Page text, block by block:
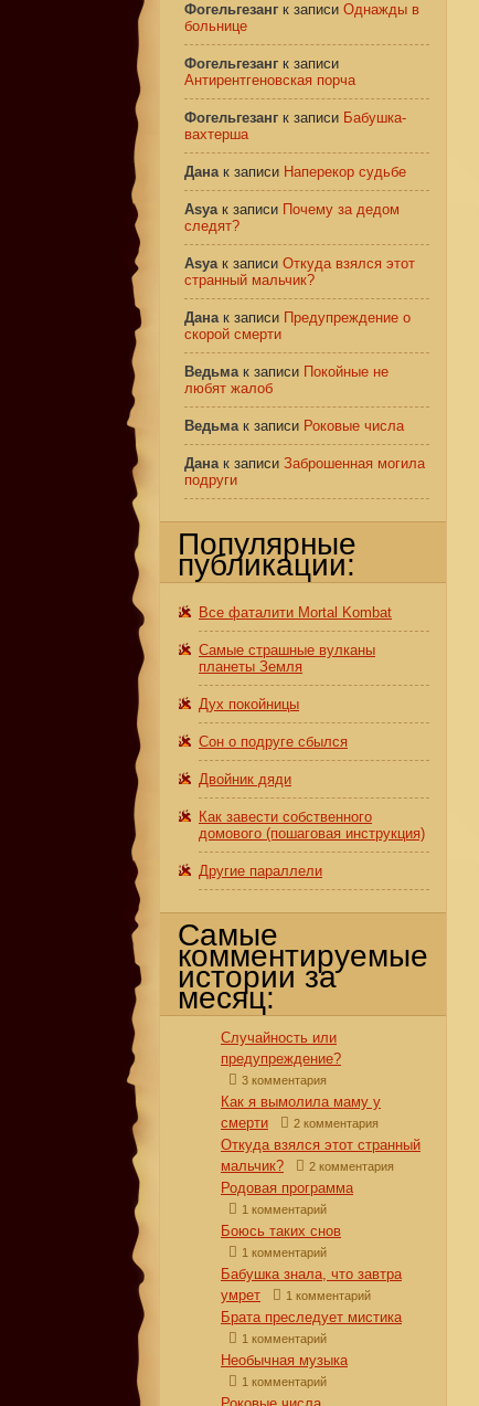
Фогельгезанг к записи Однажды в
больнице
Фогельгезанг к записи
Антирентгеновская порча
Фогельгезанг к записи Бабушка-
вахтерша
Данак записи Наперекор судьбе
Asyaк записи Почему за дедом
следят?
Asyaк записи Откуда взялся этот
странный мальчик?
Данак записи Предупреждение о
скорой смерти
Ведьмак записи Покойные не
любят жалоб
Ведьмак записи Роковые числа
Данак записи Заброшенная могила
подруги
Популярные
публикации:
Все фаталити Mortal Kombat
Самые страшные вулканы
планеты Земля
Дух покойницы
Сон о подруге сбылся
Двойник дяди
Как завести собственного
домового (пошаговая инструкция)
Другие параллели
Самые
комментируемые
истории за
месяц:
Случайность или
предупреждение?
3 комментария
Как я вымолила маму у
смерти
2 комментария
Откуда взялся этот странный
мальчик?
2 комментария
Родовая программа
1 комментарий
Боюсь таких снов
1 комментарий
Бабушка знала, что завтра
умрет
1 комментарий
Брата преследует мистика
1 комментарий
Необычная музыка
1 комментарий